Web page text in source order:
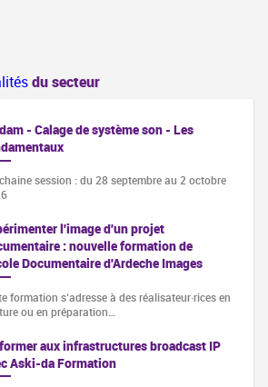
du secteur
- Calage de système son - Les
session : du 28 septembre au 2 octobre
l'image d'un projet
: nouvelle formation de
Documentaire d'Ardeche Images
formation s‘adresse à des réalisateur·rices en
ou en préparation…
aux infrastructures broadcast IP
Aski-da Formation